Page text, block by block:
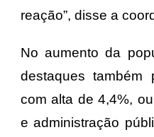
reação”, disse a
No aumento da
destaques também
com alta de 4,4%,
e administração